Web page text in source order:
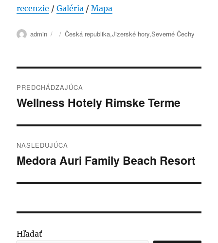
recenzie /Galéria /Mapa
Autor
admin Publikované
Kategórie
Česká republika,Jizerské hory,Severné Čechy
v
PREDCHÁDZAJÚCA
Predchádzajúci
Wellness Hotely Rimske Terme
NASLEDUJÚCA
Ďalší
Medora Auri Family Beach Resort
Hľadať